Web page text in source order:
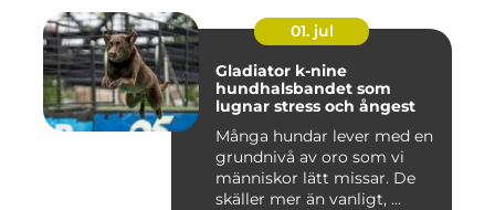
01. jul
Gladiator k-nine
hundhalsbandet som
lugnar stress och ångest
Många hundar lever med en
grundnivå av oro som vi
människor lätt missar. De
skäller mer än vanligt, ...